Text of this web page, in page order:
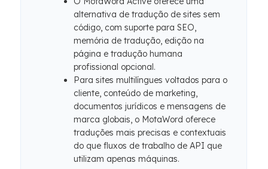
alternativa de tradução de sites sem
código, com suporte para SEO,
memória de tradução, edição na
página e tradução humana
profissional opcional.
Para sites multilíngues voltados para o
cliente, conteúdo de marketing,
documentos jurídicos e mensagens de
marca globais, o MotaWord oferece
traduções mais precisas e contextuais
do que fluxos de trabalho de API que
utilizam apenas máquinas.